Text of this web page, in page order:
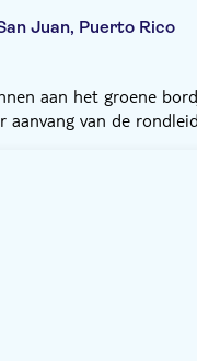
Juan, Puerto Rico
aan het groene
van de